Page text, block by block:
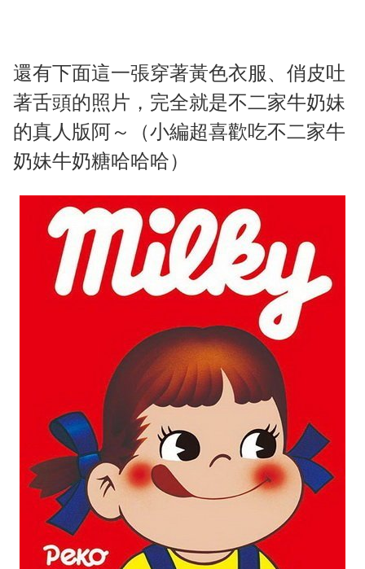
還有下面這一張穿著黃色衣服、俏皮吐
著舌頭的照片，完全就是不二家牛奶妹
的真人版阿～（小編超喜歡吃不二家牛
奶妹牛奶糖哈哈哈）